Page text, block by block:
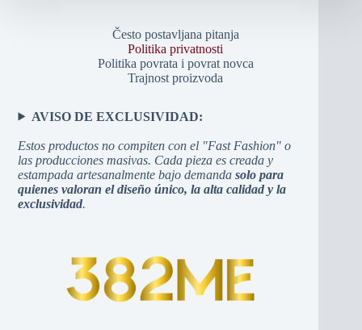
Često postavljana pitanja
Politika privatnosti
Politika povrata i povrat novca
Trajnost proizvoda
AVISO DE EXCLUSIVIDAD:
Estos productos no compiten con el "Fast Fashion" o
las producciones masivas. Cada pieza es creada y
estampada artesanalmente bajo demandasolo para
quienes valoran el diseño único, la alta calidad y la
exclusividad.